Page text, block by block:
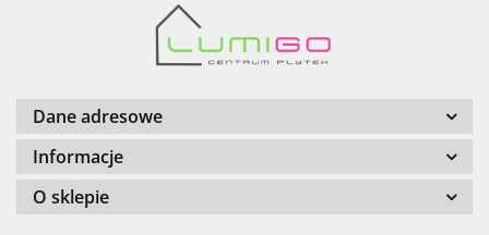
Barwolf
Dane adresowe
Informacje
O sklepie